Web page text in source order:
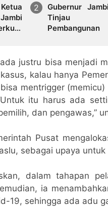
Gubernur
Tinjau
Green City
justru bisa menjadi
kalau hanya
mentrigger
itu harus ada
dan pengawas,”
Pusat
sebagai upaya
dalam tahapan
ia
19, sehingga ada adu